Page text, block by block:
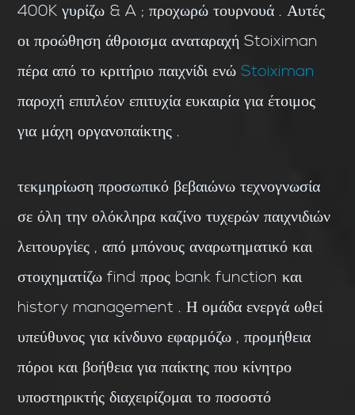
400K γυρίζω & A ; προχωρώ τουρνουά . Αυτές
οι προώθηση άθροισμα αναταραχή Stoiximan
πέρα ​​από το κριτήριο παιχνίδι ενώStoiximan
παροχή επιπλέον επιτυχία ευκαιρία για έτοιμος
για μάχη οργανοπαίκτης .
τεκμηρίωση προσωπικό βεβαιώνω τεχνογνωσία
σε όλη την ολόκληρα καζίνο τυχερών παιχνιδιών
λειτουργίες , από μπόνους αναρωτηματικό και
στοιχηματίζω find προς bank function και
history management . Η ομάδα ενεργά ωθεί
υπεύθυνος για κίνδυνο εφαρμόζω , προμήθεια
πόροι και βοήθεια για παίκτης που κίνητρο
υποστηρικτής διαχειρίζομαι το ποσοστό